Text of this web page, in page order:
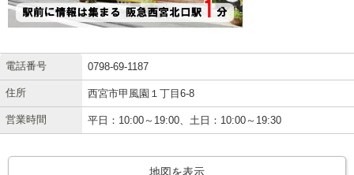
電話番号 0798-69-1187
住所 西宮市甲風園１丁目6-8
営業時間 平日：10:00～19:00、土日：10:00～19:30
地図を表示